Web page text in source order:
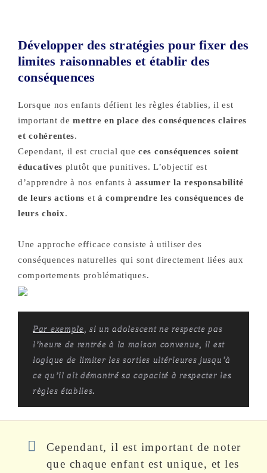
Développer des stratégies pour fixer des
limites raisonnables et établir des
conséquences
Lorsque nos enfants défient les règles établies, il est
important de mettre en place des conséquences claires
et cohérentes.
Cependant, il est crucial que ces conséquences soient
éducatives plutôt que punitives. L’objectif est
d’apprendre à nos enfants à assumer la responsabilité
de leurs actions età comprendre les conséquences de
leurs choix.
Une approche efficace consiste à utiliser des
conséquences naturelles qui sont directement liées aux
comportements problématiques.
Par exemple , si un adolescent ne respecte pas
l’heure de rentrée à la maison convenue, il est
logique de limiter les sorties ultérieures jusqu’à
ce qu’il ait démontré sa capacité à respecter les
règles établies.
Cependant, il est important de noter
que chaque enfant est unique, et les